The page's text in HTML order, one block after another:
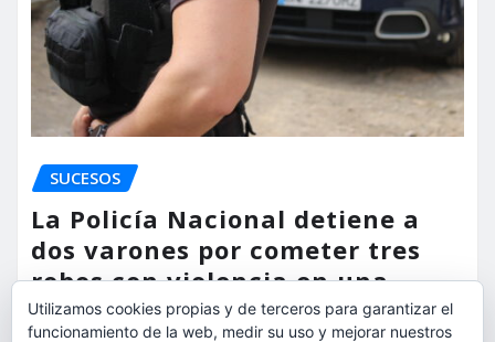
SUCESOS
La Policía Nacional detiene a
dos varones por cometer tres
robos con violencia en una
misma mañana
Utilizamos cookies propias y de terceros para garantizar el
funcionamiento de la web, medir su uso y mejorar nuestros